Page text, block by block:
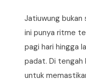
Jatiuwung
ini punya ritme
pagi hari hingga
padat. Di tengah
untuk